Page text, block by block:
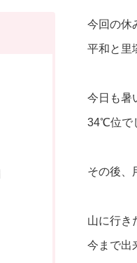
今回の休
平和と里
今日も暑
34℃位で
その後、
山に行き
今まで出